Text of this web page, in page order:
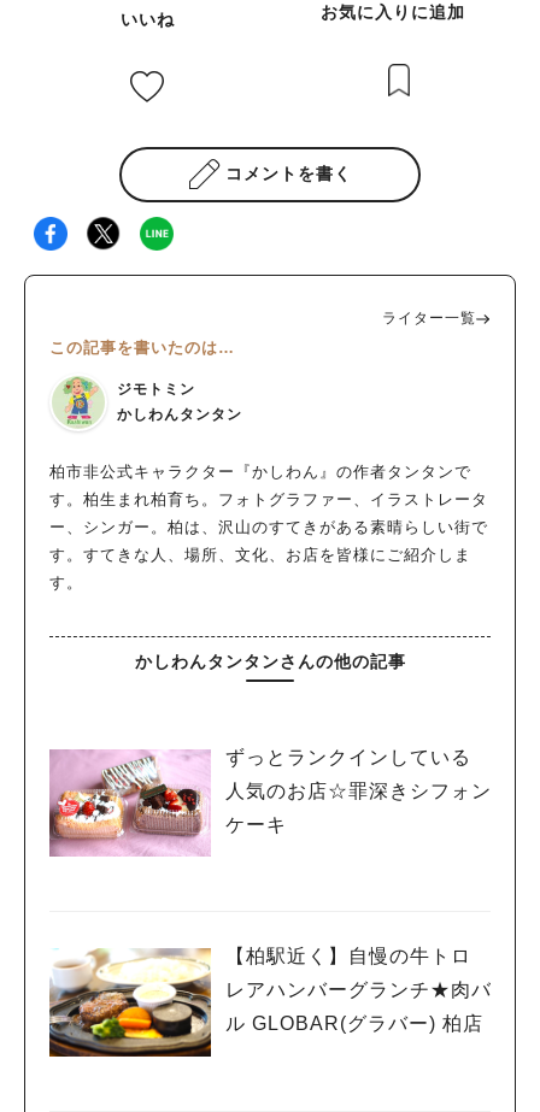
いいね お気に入りに追加
コメントを書く
ライター一覧
この記事を書いたのは…
ジモトミン
かしわんタンタン
柏市非公式キャラクター『かしわん』の作者タンタンで
す。柏生まれ柏育ち。フォトグラファー、イラストレータ
ー、シンガー。柏は、沢山のすてきがある素晴らしい街で
す。すてきな人、場所、文化、お店を皆様にご紹介しま
す。
かしわんタンタンさんの他の記事
ずっとランクインしている
人気のお店☆罪深きシフォン
ケーキ
【柏駅近く】自慢の牛トロ
レアハンバーグランチ★肉バ
ル GLOBAR(グラバー) 柏店